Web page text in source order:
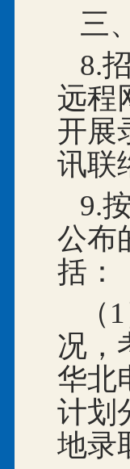
三
8.
远程
开展
讯联
9.
公布
括：
况，
华北
计划
地录